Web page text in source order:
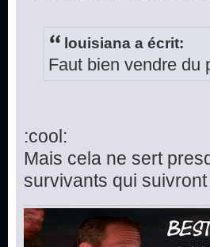
louisiana a écrit:
Faut bien vendre du
:cool:
Mais cela ne sert
survivants qui